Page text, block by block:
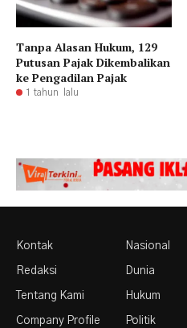
Tanpa Alasan Hukum, 129
Putusan Pajak Dikembalikan
ke Pengadilan Pajak
1 tahun lalu
Kontak
Redaksi
Tentang Kami
Company Profile
Nasional
Dunia
Hukum
Politik